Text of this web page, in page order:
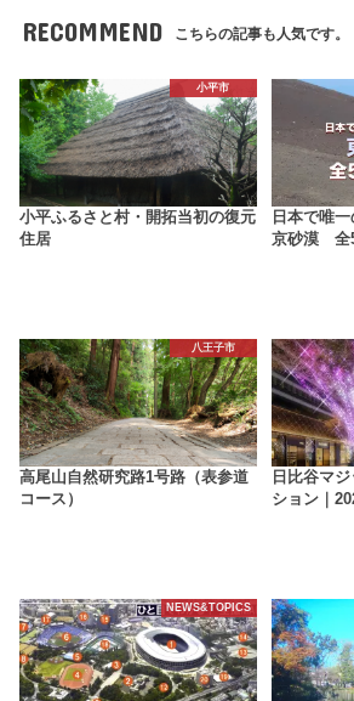
RECOMMEND こちらの記事も人気です。
小平市
小平ふるさと村・開拓当初の復元
住居
日本で唯
京砂漠 全
八王子市
高尾山自然研究路1号路（表参道
コース）
日比谷マ
ション｜
NEWS&TOPICS